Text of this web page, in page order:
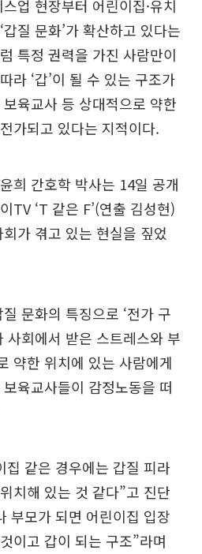
업 현장부터 어린이집·유치
질 문화’가 확산하고 있다는
특정 권력을 가진 사람만이
라 ‘갑’이 될 수 있는 구조가
육교사 등 상대적으로 약한
가되고 있다는 지적이다.
희 간호학 박사는 14일 공개
TV ‘T 같은 F’(연출 김성현)
가 겪고 있는 현실을 짚었
문화의 특징으로 ‘전가 구
사회에서 받은 스트레스와 부
약한 위치에 있는 사람에게
육교사들이 감정노동을 떠
집 같은 경우에는 갑질 피라
치해 있는 것 같다”고 진단
부모가 되면 어린이집 입장
이고 갑이 되는 구조”라며